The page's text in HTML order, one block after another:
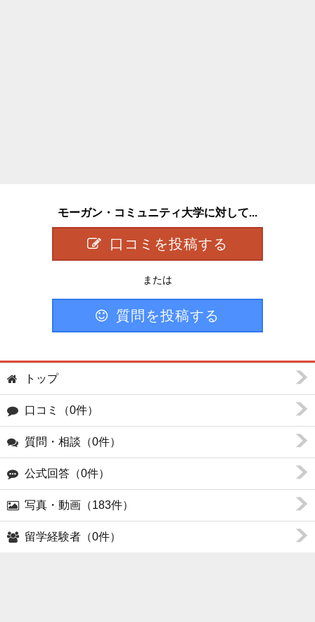
モーガン・コミュニティ大学に対して...
口コミを投稿する
または
質問を投稿する
トップ
口コミ（0件）
質問・相談（0件）
公式回答（0件）
写真・動画（183件）
留学経験者（0件）